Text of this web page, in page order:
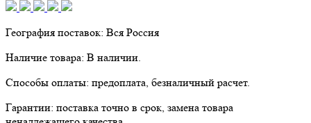
География поставок: Вся Россия
Наличие товара: В наличии.
Способы оплаты: предоплата, безналичный расчет.
Гарантии: поставка точно в срок, замена товара